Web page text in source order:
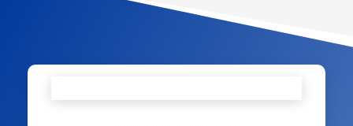
PART DES MÉNAGES SANS
DISTANCE DE L'AÉROPORT :